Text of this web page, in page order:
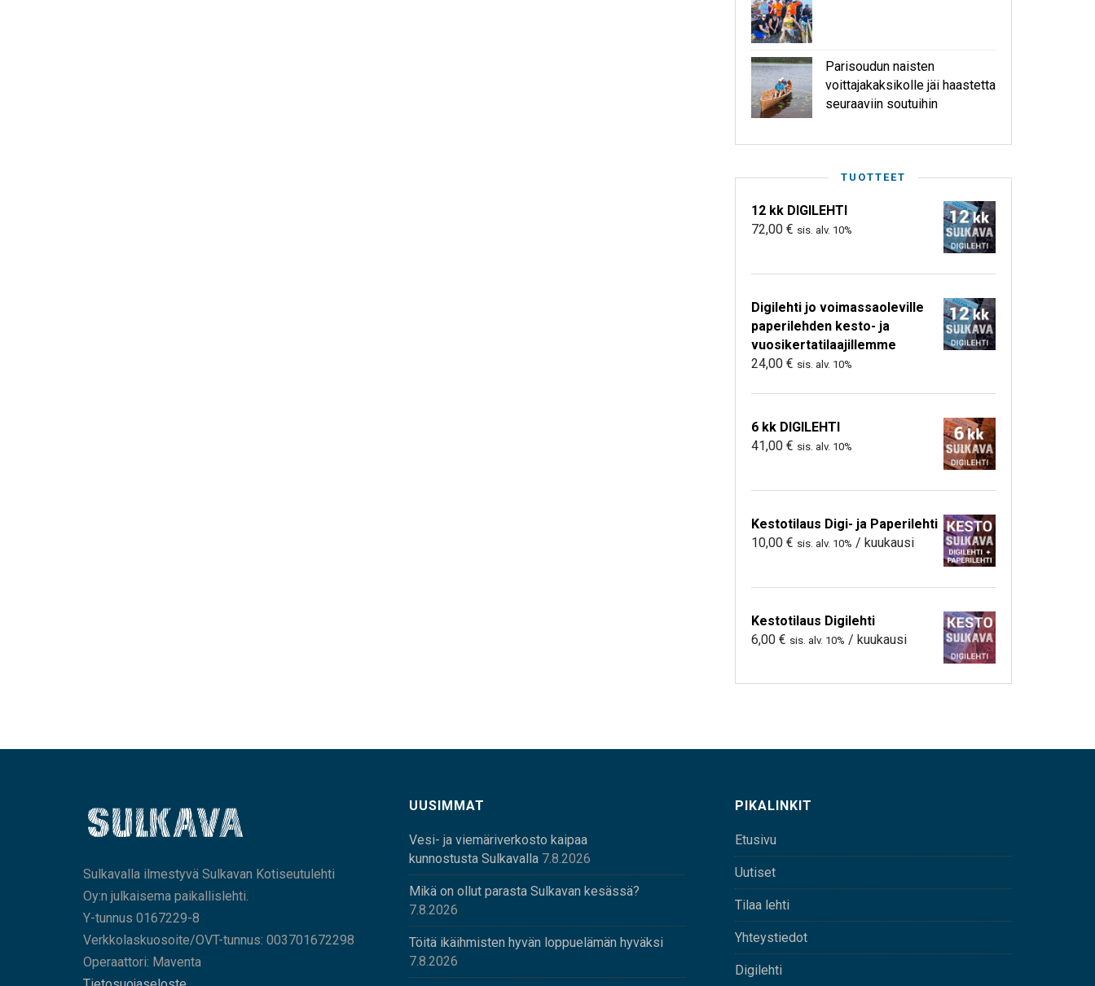
Parisoudun naisten
voittajakaksikolle jäi haastetta
seuraaviin soutuihin
TUOTTEET
12 kk DIGILEHTI
72,00 € sis. alv. 10%
Digilehti jo voimassaoleville
paperilehden kesto- ja
vuosikertatilaajillemme
24,00 € sis. alv. 10%
6 kk DIGILEHTI
41,00 € sis. alv. 10%
Kestotilaus Digi- ja Paperilehti
10,00 € sis. alv. 10% / kuukausi
Kestotilaus Digilehti
6,00 € sis. alv. 10% / kuukausi
Sulkavalla ilmestyvä Sulkavan Kotiseutulehti
Oy:n julkaisema paikallislehti.
Y-tunnus 0167229-8
Verkkolaskuosoite/OVT-tunnus: 003701672298
Operaattori: Maventa
UUSIMMAT
Vesi- ja viemäriverkosto kaipaa
kunnostusta Sulkavalla 7.8.2026
Mikä on ollut parasta Sulkavan kesässä?
7.8.2026
Töitä ikäihmisten hyvän loppuelämän hyväksi
7.8.2026
PIKALINKIT
Etusivu
Uutiset
Tilaa lehti
Yhteystiedot
Digilehti